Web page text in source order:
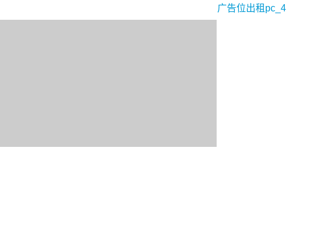
广告位出租pc_4